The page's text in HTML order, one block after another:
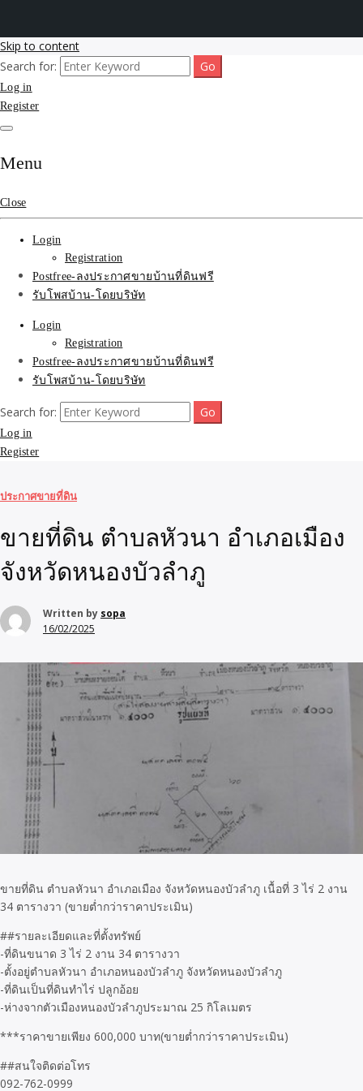
Skip to content
รับจ้างโพสขายบ้าน ติดAI
Search รับทำSEOรายเดือน
ติดหน้า1google ราคาถูก
มาก SEOขายของ บ้าน
ที่ดินฟรีประกาศ ที่เดียวใน
เมืองไทย
รับโพสต์เว็บขายบ้าน อสังหา ทำSEOรายเดือนราคาถูก เน้นติดAI โพสต์
ประกาศบ้านที่ดินฟรี SEOขายบ้าน รับจ้างโพสต์บ้านที่ดินติดหน้า1goolge
ราคาถูกที่สุด ฟรีลงประกาศอสังหา รับทำSEOขายสินค้า
Search for:
Log in
Register
Menu
Close
Login
Registration
Postfree-ลงประกาศขายบ้านที่ดินฟรี
รับโพสบ้าน-โดยบริษัท
Login
Registration
Postfree-ลงประกาศขายบ้านที่ดินฟรี
รับโพสบ้าน-โดยบริษัท
Search for:
Log in
Register
ประกาศขายที่ดิน
ขายที่ดิน ตำบลหัวนา อำเภอเมือง
จังหวัดหนองบัวลำภู
Written by sopa
16/02/2025
ขายที่ดิน ตำบลหัวนา อำเภอเมือง จังหวัดหนองบัวลำภู เนื้อที่ 3 ไร่ 2 งาน
34 ตารางวา (ขายต่ำกว่าราคาประเมิน)
##รายละเอียดและที่ตั้งทรัพย์
-ที่ดินขนาด 3 ไร่ 2 งาน 34 ตารางวา
-ตั้งอยู่ตำบลหัวนา อำเภอหนองบัวลำภู จังหวัดหนองบัวลำภู
-ที่ดินเป็นที่ดินทำไร่ ปลูกอ้อย
-ห่างจากตัวเมืองหนองบัวลำภูประมาณ 25 กิโลเมตร
***ราคาขายเพียง 600,000 บาท(ขายต่ำกว่าราคาประเมิน)
##สนใจติดต่อโทร
092-762-0999